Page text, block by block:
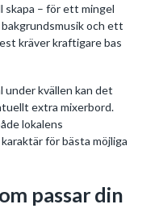
skapa – för ett mingel
och ett
kräver kraftigare bas
under kvällen kan det
extra mixerbord.
lokalens
för bästa möjliga
passar din